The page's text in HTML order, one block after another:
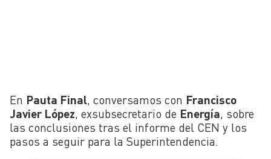
En Pauta Final, conversamos con Francisco
Javier López, exsubsecretario de Energía, sobre
las conclusiones tras el informe del CEN y los
pasos a seguir para la Superintendencia.